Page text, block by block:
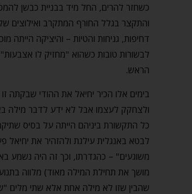
כשחזר להרים, החל מיד בבניית כבשן
והתקצר בגלל החורף המתקרב ואילוצים
דחיפות, גניחות והטיות – והיציקה
לבשורות טובות כשהוא "מחזיק לו
הראש.
בימים אלו הכיר יחיאל את ההודי שבקתה
ולצחקק לעצמו אבל לא ידע לדבר מילה
כל התקשורת ביניהם הייתה על בסיס
לבטא באנגלית עילגת ולהזהיר את
מושך את תחילת המילה מאוד) מלווה
שהבין שזו לא מילה אחת אלא שתי מלים